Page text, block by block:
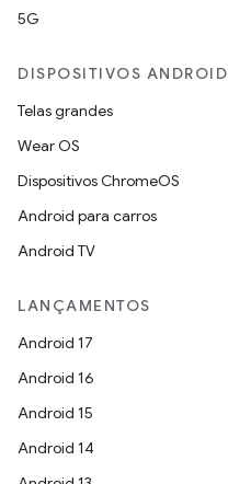
5G
DISPOSITIVOS ANDROID
Telas grandes
Wear OS
Dispositivos ChromeOS
Android para carros
Android TV
LANÇAMENTOS
Android 17
Android 16
Android 15
Android 14